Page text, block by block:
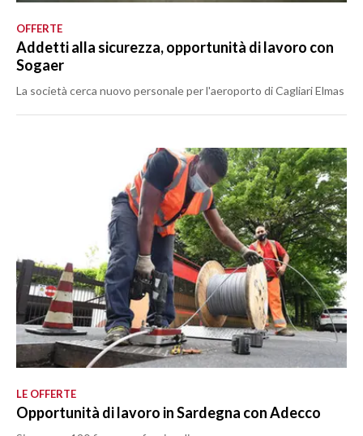
OFFERTE
Addetti alla sicurezza, opportunità di lavoro con
Sogaer
La società cerca nuovo personale per l'aeroporto di Cagliari Elmas
LE OFFERTE
Opportunità di lavoro in Sardegna con Adecco